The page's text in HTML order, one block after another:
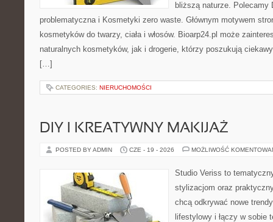
bliższą naturze. Polecamy
problematyczna i Kosmetyki zero waste. Głównym motywem
kosmetyków do twarzy, ciała i włosów. Bioarp24.pl może
naturalnych kosmetyków, jak i drogerie, którzy poszukują
[…]
CATEGORIES: NIERUCHOMOŚCI
DIY I KREATYWNY MAKIJAŻ
POSTED BY ADMIN CZE - 19 - 2026 MOŻLIWOŚĆ
Studio Veriss to
stylizacjom oraz
chcą odkrywać nowe
lifestylowy i łączy w sobie